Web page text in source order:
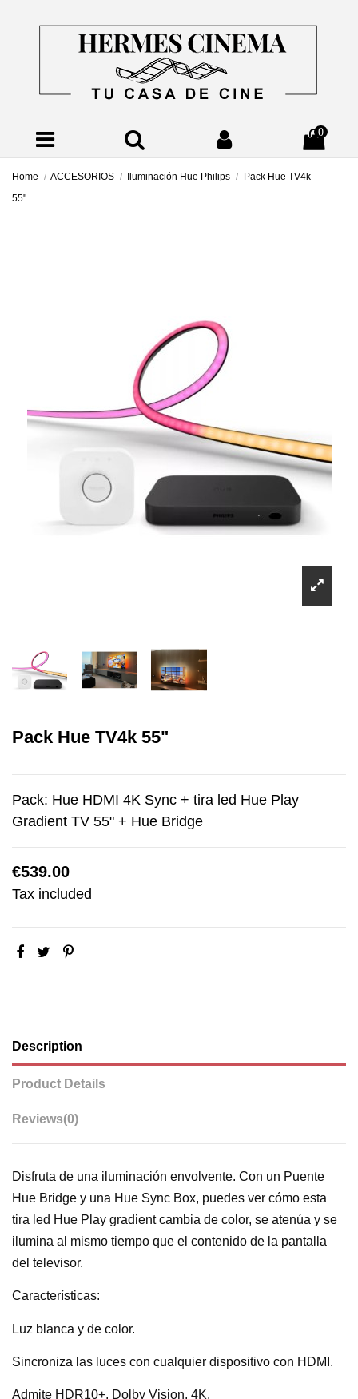
0
Home ACCESORIOS Iluminación Hue Philips
Pack Hue TV4k
55"
Pack Hue TV4k 55"
Pack: Hue HDMI 4K Sync + tira led Hue Play
Gradient TV 55" + Hue Bridge
€539.00
Tax included
Description
Product Details
Reviews(0)
Disfruta de una iluminación envolvente. Con un Puente
Hue Bridge y una Hue Sync Box, puedes ver cómo esta
tira led Hue Play gradient cambia de color, se atenúa y se
ilumina al mismo tiempo que el contenido de la pantalla
del televisor.
Características:
Luz blanca y de color.
Sincroniza las luces con cualquier dispositivo con HDMI.
Admite HDR10+, Dolby Vision, 4K.